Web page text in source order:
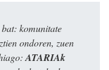
komunitate
ondoren, zuen
ATARIAk